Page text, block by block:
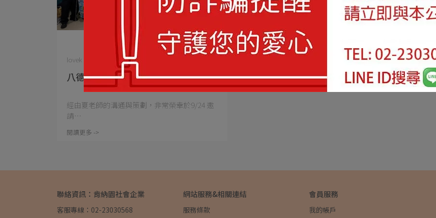
八德社大參訪
lovek | 2023-09-24
經由夏老師的溝通與策劃，非常榮幸於9/24 邀
請⋯
閱讀更多 ->
聯絡資訊：肯納園社會企業
客服專線：02-23030568
網站服務&相關連結
服務條款
會員服務
我的帳戶